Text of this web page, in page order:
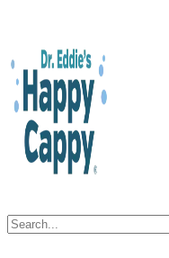
content